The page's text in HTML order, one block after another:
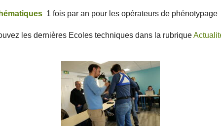
1 fois par an pour les opérateurs de phénotypage
les dernières Ecoles techniques dans la rubrique